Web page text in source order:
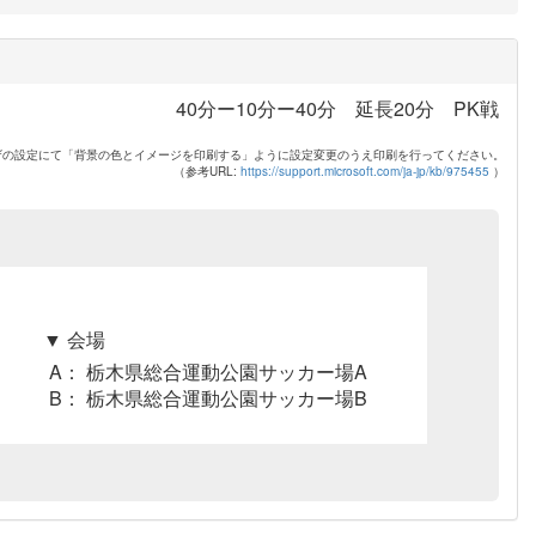
40分ー10分ー40分 延長20分 PK戦
設定にて「背景の色とイメージを印刷する」ように設定変更のうえ印刷を行ってください。
（参考URL: https://support.microsoft.com/ja-jp/kb/975455 ）
▼ 会場
A： 栃木県総合運動公園サッカー場A
B： 栃木県総合運動公園サッカー場B